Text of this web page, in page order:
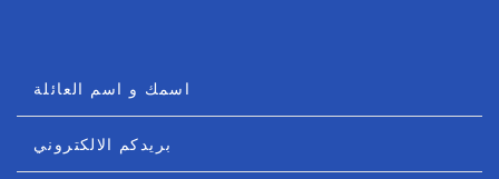
اسمك و اسم العائلة
بريدكم الالكتروني